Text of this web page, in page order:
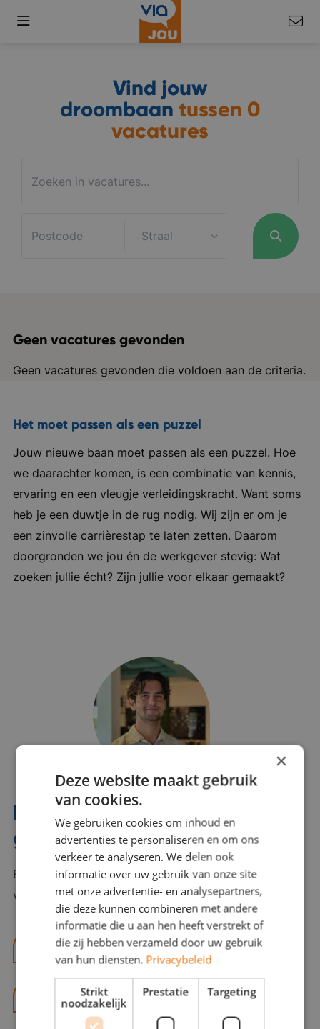
Vind jouw
droombaan tussen 0
vacatures
Geen vacatures gevonden
Geen vacatures gevonden die voldoen aan de criteria.
Het moet passen als een puzzel
Jouw nieuwe baan moet passen als een puzzel. Hoe
we daarachter komen, is een combinatie van kennis,
ervaring en een vleugje verleidingskracht. Want soms
heb je een duwtje in de rug nodig. Wij zijn er om je
een zinvolle carrièrestap te laten zetten. Daarom
doorgronden we jou én de werkgever stevig: Wat
zoeken jullie écht? Zijn jullie voor elkaar gemaakt?
Interesse? Benno helpt je
graag verder!
Bel of mail Benno met al jouw vragen. Benno staat
voor je klaar en helpt je graag!
benno@viajou.nl
06 13 28 62 71
×
Deze website maakt gebruik
van cookies.
We gebruiken cookies om inhoud en
advertenties te personaliseren en om ons
verkeer te analyseren. We delen ook
informatie over uw gebruik van onze site
met onze advertentie- en analysepartners,
die deze kunnen combineren met andere
informatie die u aan hen heeft verstrekt of
die zij hebben verzameld door uw gebruik
van hun diensten. Privacybeleid
Strikt
noodzakelijk
Prestatie Targeting